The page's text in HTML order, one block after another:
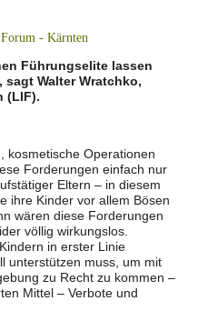
- Kärnten
Führungselite lassen
Walter Wratchko,
(LIF).
kosmetische Operationen
Forderungen einfach nur
Eltern – in diesem
ihre Kinder vor allem Bösen
wären diese Forderungen
völlig wirkungslos.
in erster Linie
unterstützen muss, um mit
zu Recht zu kommen –
Mittel – Verbote und